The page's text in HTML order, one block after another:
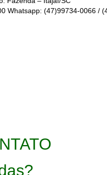
Whatsapp: (47)99734-0066 /